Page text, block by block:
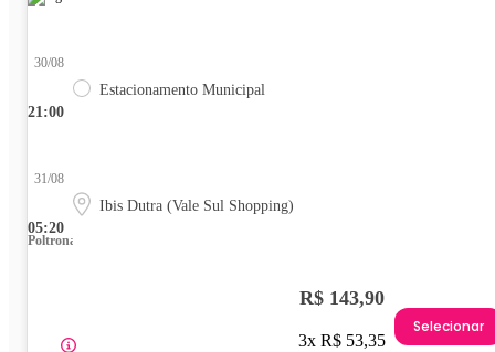
21:00
30/08
Estacionamento Municipal
05:20
31/08
Ibis Dutra (Vale Sul Shopping)
Poltrona
R$ 143,90
3x R$ 53,35
Selecionar